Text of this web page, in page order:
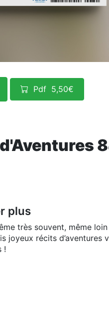
Pdf 5,50€
plus
très souvent, même
joyeux récits
!